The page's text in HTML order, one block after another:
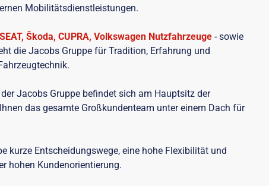
Mobilitätsdienstleistungen.
Škoda, CUPRA, Volkswagen Nutzfahrzeuge - sowie
die Jacobs Gruppe für Tradition, Erfahrung und
Jacobs Gruppe befindet sich am Hauptsitz der
das gesamte Großkundenteam unter einem Dach für
kurze Entscheidungswege, eine hohe Flexibilität und
hohen Kundenorientierung.